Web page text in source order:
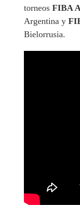
torneosFIBA
Argentina y
Bielorrusia.